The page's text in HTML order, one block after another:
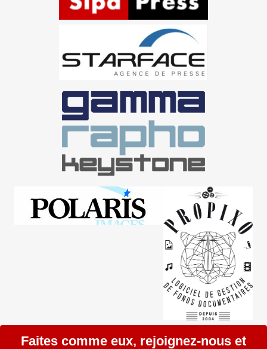
Faites comme eux, rejoignez-nous et